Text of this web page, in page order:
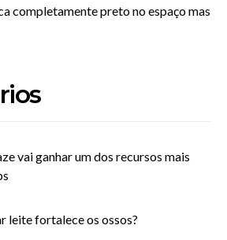
completamente preto no espaço mas
vai ganhar um dos recursos mais
leite fortalece os ossos?